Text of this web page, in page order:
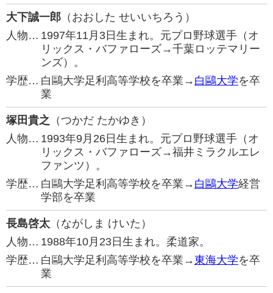
大下誠一郎 （おおした せいいちろう）
人物… 1997年11月3日生まれ。元プロ野球選手（オ
リックス・バファローズ→千葉ロッテマリー
ンズ）。
学歴… 白鷗大学足利高等学校を卒業→ 白鷗大学を卒
業
塚田貴之 （つかだ たかゆき）
人物… 1993年9月26日生まれ。元プロ野球選手（オ
リックス・バファローズ→福井ミラクルエレ
ファンツ）。
学歴… 白鷗大学足利高等学校を卒業→ 白鷗大学経営
学部を卒業
長島啓太 （ながしま けいた）
人物… 1988年10月23日生まれ。柔道家。
学歴… 白鷗大学足利高等学校を卒業→東海大学を卒
業